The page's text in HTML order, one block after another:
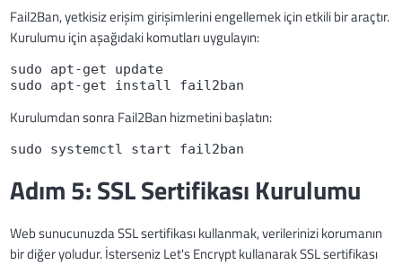
Fail2Ban, yetkisiz erişim girişimlerini engellemek için etkili bir araçtır.
Kurulumu için aşağıdaki komutları uygulayın:
sudo apt-get update
sudo apt-get install fail2ban
Kurulumdan sonra Fail2Ban hizmetini başlatın:
sudo systemctl start fail2ban
Adım 5: SSL Sertifikası Kurulumu
Web sunucunuzda SSL sertifikası kullanmak, verilerinizi korumanın
bir diğer yoludur. İsterseniz Let's Encrypt kullanarak SSL sertifikası